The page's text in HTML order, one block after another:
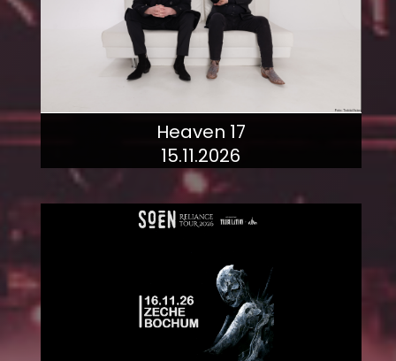
Heaven 17
15.11.2026
mehr dazu!